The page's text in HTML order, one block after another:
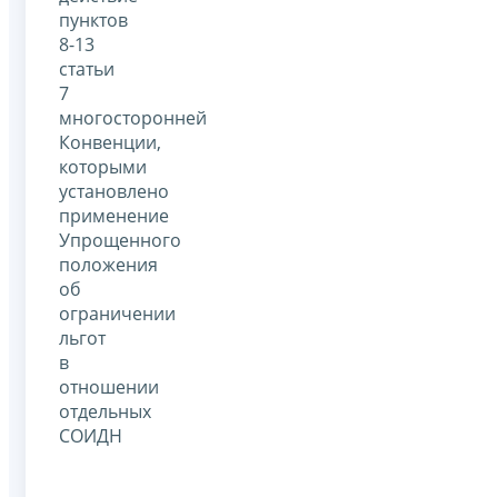
пунктов
8-13
статьи
7
многосторонней
Конвенции,
которыми
установлено
применение
Упрощенного
положения
об
ограничении
льгот
в
отношении
отдельных
СОИДН